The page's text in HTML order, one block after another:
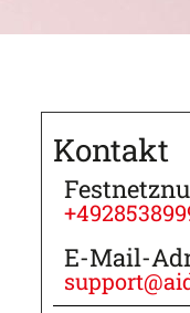
Kontakt
E-Mail-